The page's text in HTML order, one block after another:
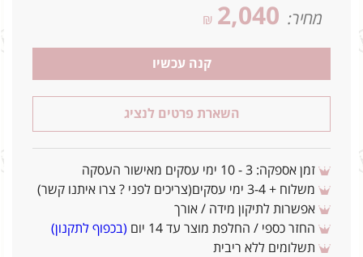
מחיר: 2,040
₪
קנה עכשיו
השארת פרטים לנציג
זמן אספקה: 3 - 10 ימי עסקים מאישור העסקה
משלוח + 3-4 ימי עסקים(צריכים לפני ? צרו איתנו קשר)
אפשרות לתיקון מידה / אורך
החזר כספי / החלפת מוצר עד 14 יום
(בכפוף לתקנון)
תשלומים ללא ריבית